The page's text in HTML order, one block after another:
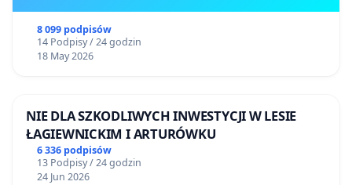
8 099 podpisów
14 Podpisy / 24 godzin
18 May 2026
NIE DLA SZKODLIWYCH INWESTYCJI W LESIE
ŁAGIEWNICKIM I ARTURÓWKU
6 336 podpisów
13 Podpisy / 24 godzin
24 Jun 2026